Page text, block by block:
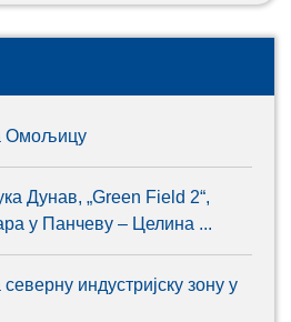
Омољицу
Дунав, „Green Field 2“,
у Панчеву – Целина ...
индустријску зону у